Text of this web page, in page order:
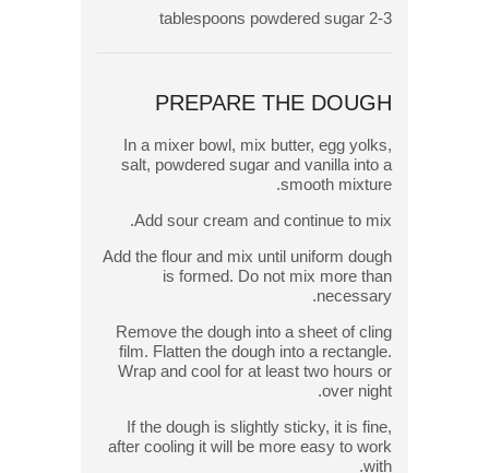
2-3 tablespoons powdered sugar
PREPARE THE DOUGH
In a mixer bowl, mix butter, egg yolks,
salt, powdered sugar and vanilla into a
smooth mixture.
Add sour cream and continue to mix.
Add the flour and mix until uniform dough
is formed. Do not mix more than
necessary.
Remove the dough into a sheet of cling
film. Flatten the dough into a rectangle.
Wrap and cool for at least two hours or
over night.
If the dough is slightly sticky, it is fine,
after cooling it will be more easy to work
with.